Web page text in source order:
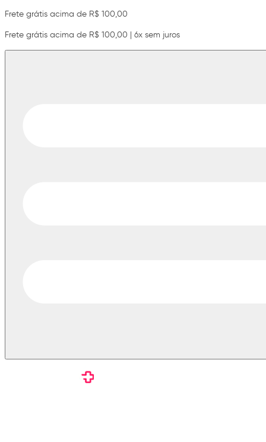
Frete grátis acima de R$ 100,00
Frete grátis acima de R$ 100,00 | 6x sem juros